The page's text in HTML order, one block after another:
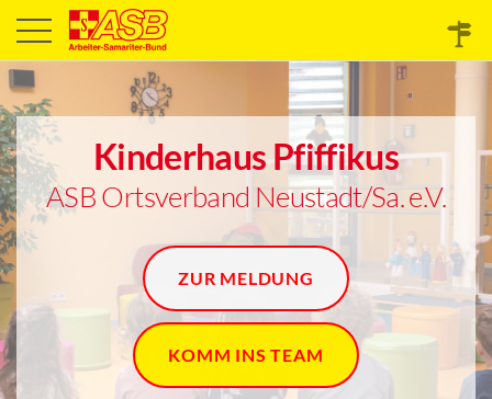
Kinderhaus Pfiffikus
ASB Ortsverband Neustadt/Sa. e.V.
ZUR MELDUNG
KOMM INS TEAM